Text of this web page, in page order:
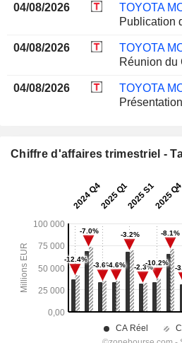
04/08/2026
Publication
04/08/2026
Réunion du
04/08/2026
Chiffre d'affaires trimestriel -